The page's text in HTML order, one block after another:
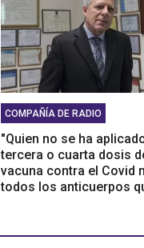
COMPAÑÍA DE RADIO
"Quien no se ha
tercera o cuarta dosis
vacuna contra el Covid
todos los anticuerpos